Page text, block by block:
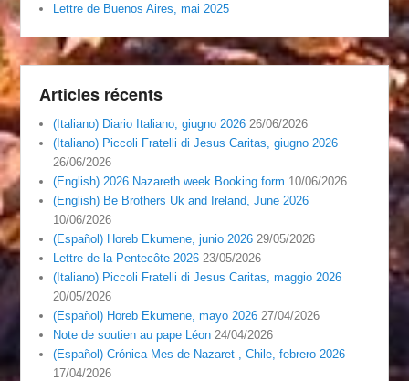
Lettre de Buenos Aires, mai 2025
Articles récents
(Italiano) Diario Italiano, giugno 2026 26/06/2026
(Italiano) Piccoli Fratelli di Jesus Caritas, giugno 2026
26/06/2026
(English) 2026 Nazareth week Booking form 10/06/2026
(English) Be Brothers Uk and Ireland, June 2026
10/06/2026
(Español) Horeb Ekumene, junio 2026 29/05/2026
Lettre de la Pentecôte 2026 23/05/2026
(Italiano) Piccoli Fratelli di Jesus Caritas, maggio 2026
20/05/2026
(Español) Horeb Ekumene, mayo 2026 27/04/2026
Note de soutien au pape Léon 24/04/2026
(Español) Crónica Mes de Nazaret , Chile, febrero 2026
17/04/2026